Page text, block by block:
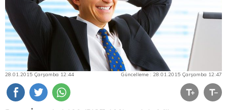
28.01.2015 Çarşamba 12:44 Güncelleme : 28.01.2015 Çarşamba 12:47